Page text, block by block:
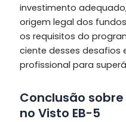
investimento
origem legal dos
os requisitos do
ciente desses desafios
profissional para
Conclusão
no Visto EB-5